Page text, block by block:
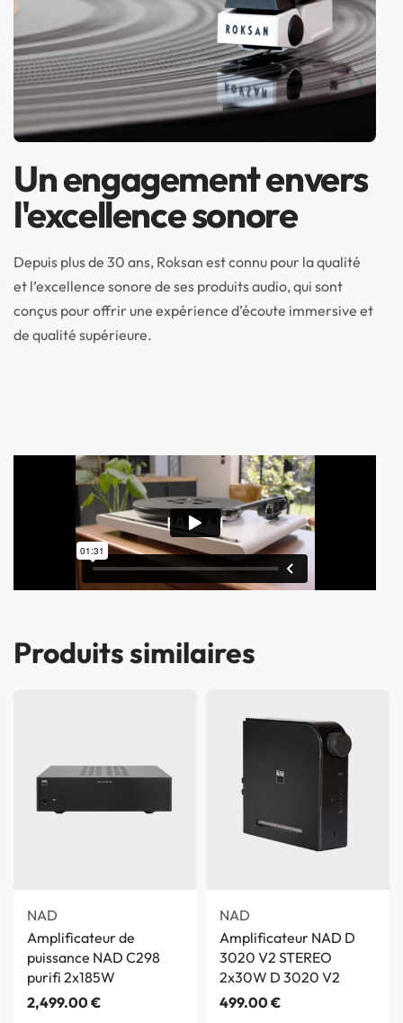
Un engagement envers
l'excellence sonore
Depuis plus de 30 ans, Roksan est connu pour la qualité
et l’excellence sonore de ses produits audio, qui sont
conçus pour offrir une expérience d’écoute immersive et
de qualité supérieure.
Produits similaires
NAD
Amplificateur de
puissance NAD C298
purifi 2x185W
2,499.00€
NAD
Amplificateur NAD D
3020 V2 STEREO
2x30W D 3020 V2
499.00€